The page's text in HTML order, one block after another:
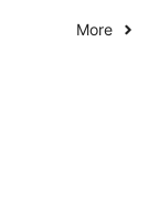
More